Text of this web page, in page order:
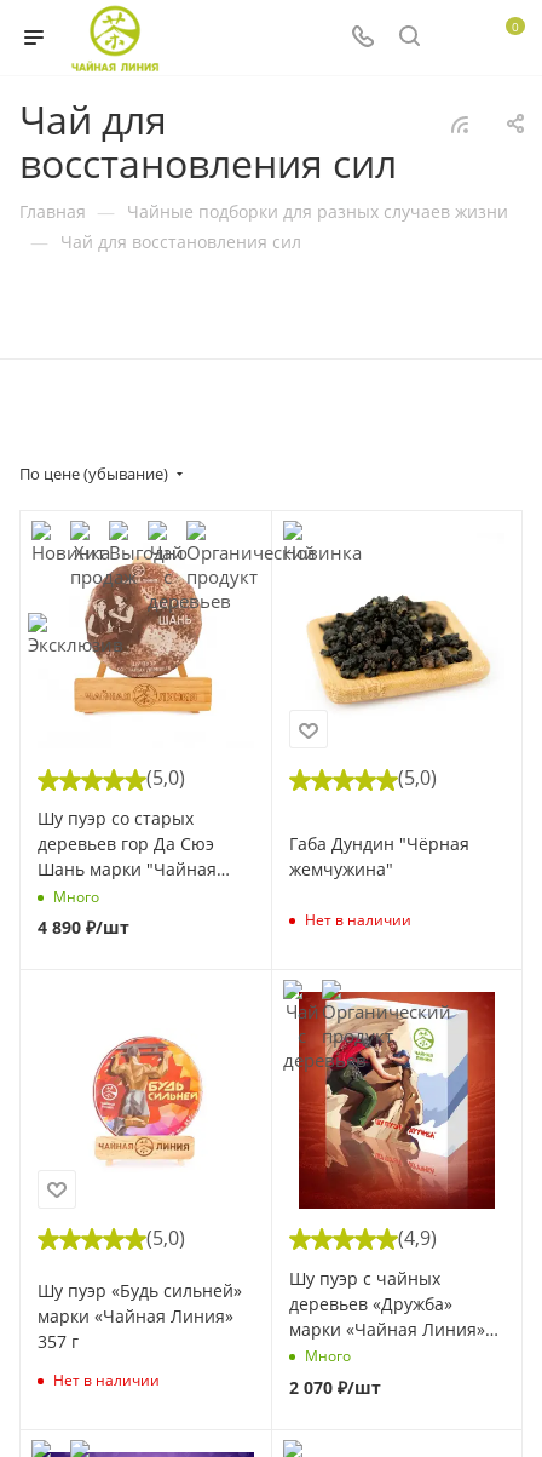
0
Чай для
восстановления сил
Главная — Чайные подборки для разных случаев жизни
— Чай для восстановления сил
По цене (убывание)
(5,0)
Шу пуэр со старых
деревьев гор Да Сюэ
Шань марки "Чайная
Линия" 200 г. (Весна
2025) (1 шт)
Много
4 890 ₽/шт
(5,0)
Габа Дундин "Чёрная
жемчужина"
Нет в наличии
(5,0)
Шу пуэр «Будь сильней»
марки «Чайная Линия»
357 г
Нет в наличии
(4,9)
Шу пуэр с чайных
деревьев «Дружба»
марки «Чайная Линия»
90 гр (1 шт)
Много
2 070₽/шт